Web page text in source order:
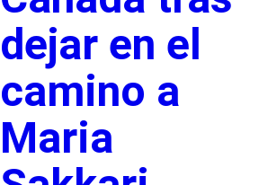
dejar en el
camino a
Maria